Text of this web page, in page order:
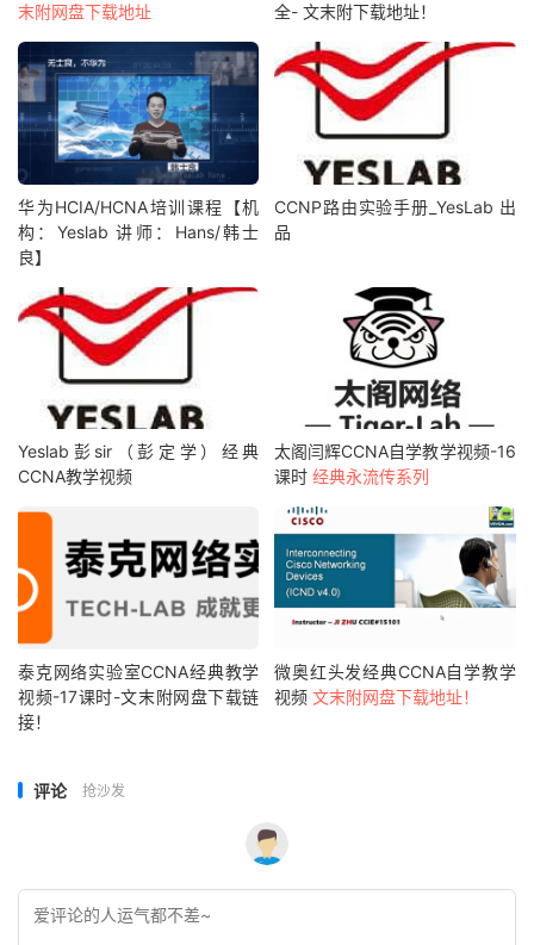
末附网盘下载地址
全- 文末附下载地址！
华为HCIA/HCNA培训课程【机
构：Yeslab 讲师：Hans/韩士
良】
CCNP路由实验手册_YesLab 出
品
Yeslab彭sir（彭定学）经典
CCNA教学视频
太阁闫辉CCNA自学教学视频-16
课时经典永流传系列
泰克网络实验室CCNA经典教学
视频-17课时-文末附网盘下载链
接！
微奥红头发经典CCNA自学教学
视频文末附网盘下载地址！
评论 抢沙发